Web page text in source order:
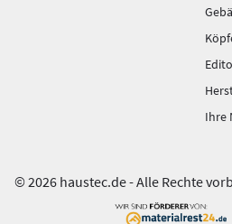
Ihre
© 2026 haustec.de - Alle Rechte